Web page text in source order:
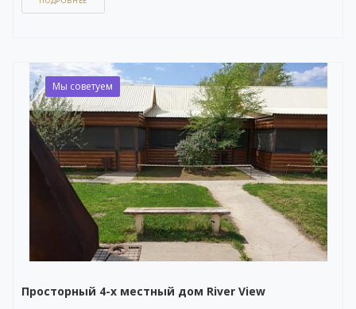
Как забронировать этот вариант?
WhatsApp-чата также расположена в правом нижнем углу нашего
сайта.
Мы советуем
Просторный 4-х местный дом River View